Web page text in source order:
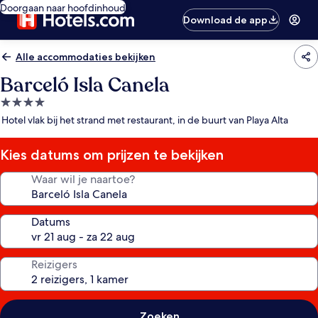
Doorgaan naar hoofdinhoud
Download de app
Alle accommodaties bekijken
Barceló Isla Canela
4.0-
sterrenaccommodatie
Hotel vlak bij het strand met restaurant, in de buurt van Playa Alta
Kies datums om prijzen te bekijken
Waar wil je naartoe?
Datums
Reizigers